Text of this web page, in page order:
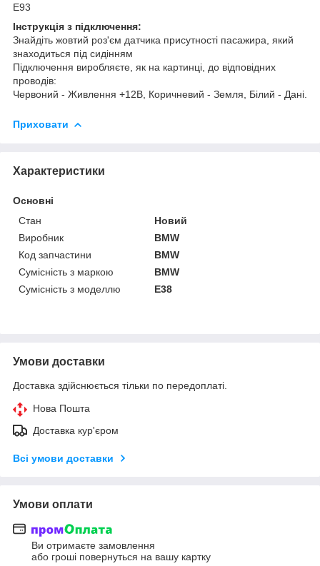
E93
Інструкція з підключення:
Знайдіть жовтий роз'єм датчика присутності пасажира, який
знаходиться під сидінням
Підключення виробляєте, як на картинці, до відповідних
проводів:
Червоний - Живлення +12В, Коричневий - Земля, Білий - Дані.
Приховати
Характеристики
Основні
Стан
Новий
Виробник
BMW
Код запчастини
BMW
Сумісність з маркою
BMW
Сумісність з моделлю
E38
Умови доставки
Доставка здійснюється тільки по передоплаті.
Нова Пошта
Доставка кур'єром
Всі умови доставки
Умови оплати
Ви отримаєте замовлення
або гроші повернуться на вашу картку